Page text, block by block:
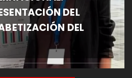
DEL
DEL